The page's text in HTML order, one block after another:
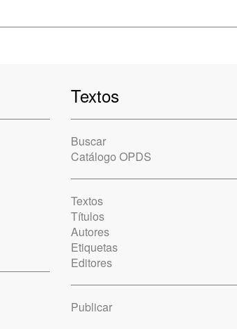
Textos
Buscar
Catálogo OPDS
Textos
Títulos
Autores
Etiquetas
Editores
Publicar